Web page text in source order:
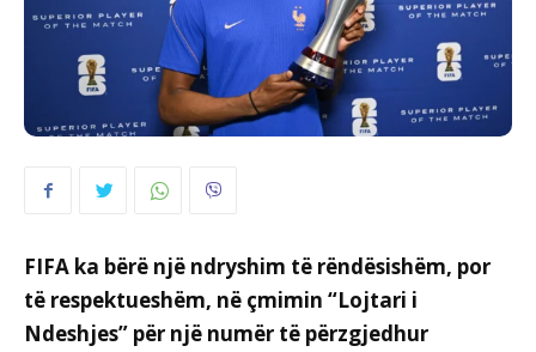
FIFA ka bërë një ndryshim të rëndësishëm, por
të respektueshëm, në çmimin “Lojtari i
Ndeshjes” për një numër të përzgjedhur